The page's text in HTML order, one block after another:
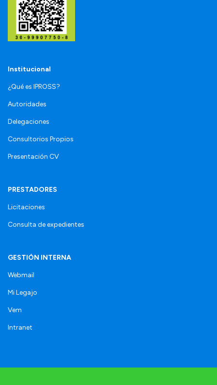
Institucional
¿Qué es IPROSS?
Autoridades
Delegaciones
Consultorios Propios
Presentación CV
PRESTADORES
Licitaciones
Consulta de expedientes
GESTIÓN INTERNA
Webmail
Mi Legajo
Vem
Intranet